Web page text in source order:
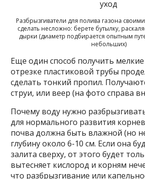
Разбрызгиватели для полива газона
сделать несложно: берете бутылку,
дырки (диаметр подбирается опытным
небольших)
Еще один способ получить
отрезке пластиковой трубы
сделать тонкий пропил.
струи, или веер (на фото справа
Почему воду нужно
для нормального развития
почва должна быть влажной (но
глубину около 6-10 см. Если она
залита сверху, от этого будет
вытесняет кислород и корням
что разбрызгивание или